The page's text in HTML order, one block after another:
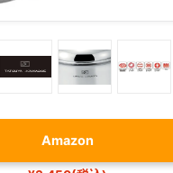
Amazon